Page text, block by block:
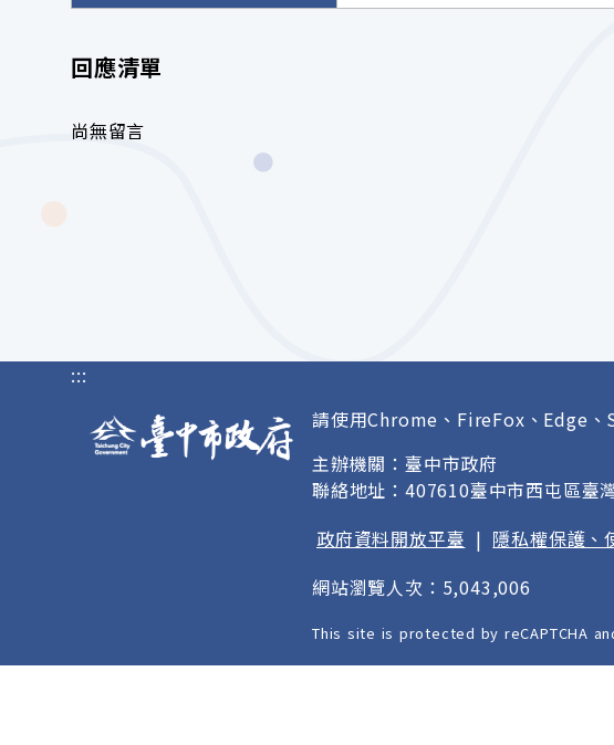
回應清單
尚無留言
:::
請使用Chrome、FireFox、Edge、
主辦機關：臺中市政府
聯絡地址：407610臺中市西屯區臺
政府資料開放平臺 | 隱私權保護、
網站瀏覽人次：5,043,006
This site is protected by reCAPTCHA